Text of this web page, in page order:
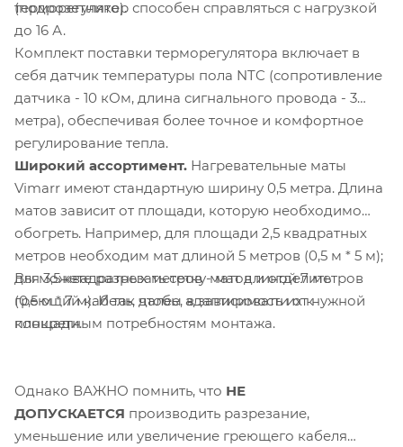
терморегулятор способен справляться с нагрузкой
до 16 А.
(подрозетнике).
Комплект поставки терморегулятора включает в
себя датчик температуры пола NTC (сопротивление
датчика - 10 кОм, длина сигнального провода - 3
метра), обеспечивая более точное и комфортное
регулирование тепла.
Широкий ассортимент. Нагревательные маты
Vimarr имеют стандартную ширину 0,5 метра. Длина
матов зависит от площади, которую необходимо
обогреть. Например, для площади 2,5 квадратных
метров необходим мат длиной 5 метров (0,5 м * 5 м);
для 3,5 квадратных метров - мат длиной 7 метров
(0,5 м * 7 м). И так далее, в зависимости от нужной
площади.
Вы можете разрезать сетку матов и отделить
греющий кабель, чтобы адаптировать их к
конкретным потребностям монтажа.
Однако ВАЖНО помнить, что НЕ
ДОПУСКАЕТСЯ производить разрезание,
уменьшение или увеличение греющего кабеля